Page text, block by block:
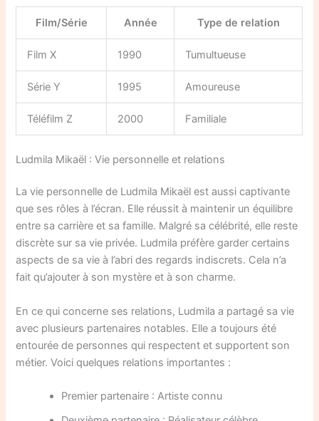
Film/Série Année Type de relation
Film X 1990 Tumultueuse
Série Y 1995 Amoureuse
Téléfilm Z 2000 Familiale
Ludmila Mikaël : Vie personnelle et relations
La vie personnelle de Ludmila Mikaël est aussi captivante
que ses rôles à l’écran. Elle réussit à maintenir un équilibre
entre sa carrière et sa famille. Malgré sa célébrité, elle reste
discrète sur sa vie privée. Ludmila préfère garder certains
aspects de sa vie à l’abri des regards indiscrets. Cela n’a
fait qu’ajouter à son mystère et à son charme.
En ce qui concerne ses relations, Ludmila a partagé sa vie
avec plusieurs partenaires notables. Elle a toujours été
entourée de personnes qui respectent et supportent son
métier. Voici quelques relations importantes :
Premier partenaire : Artiste connu